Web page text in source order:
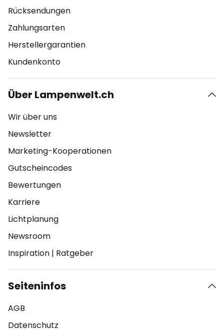
Rücksendungen
Zahlungsarten
Herstellergarantien
Kundenkonto
Über Lampenwelt.ch
Wir über uns
Newsletter
Marketing-Kooperationen
Gutscheincodes
Bewertungen
Karriere
Lichtplanung
Newsroom
Inspiration | Ratgeber
Seiteninfos
AGB
Datenschutz